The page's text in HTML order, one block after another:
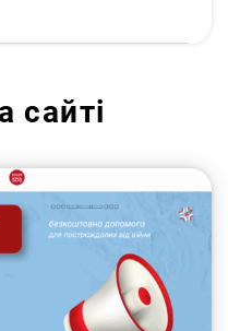
сайті